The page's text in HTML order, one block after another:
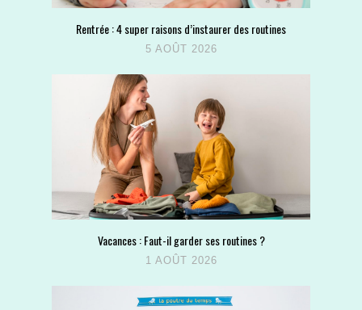
Rentrée : 4 super raisons d’instaurer des routines
5 AOÛT 2026
Vacances : Faut-il garder ses routines ?
1 AOÛT 2026